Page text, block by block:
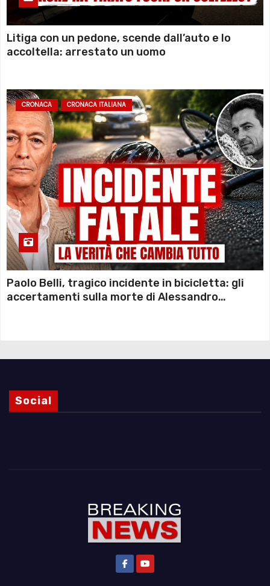
Litiga con un pedone, scende dall’auto e lo
accoltella: arrestato un uomo
CRONACA CRONACA ITALIANA
Paolo Belli, tragico incidente in bicicletta: gli
accertamenti sulla morte di Alessandro
Social